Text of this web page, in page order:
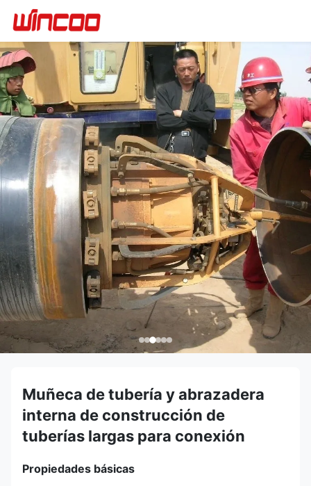
Muñeca de tubería y abrazadera
interna de construcción de
tuberías largas para conexión
Propiedades básicas